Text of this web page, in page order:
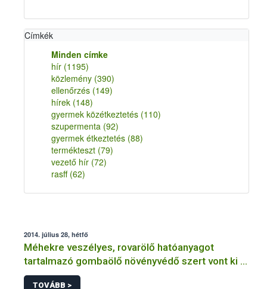
Címkék
Minden címke
hír (1195)
közlemény (390)
ellenőrzés (149)
hírek (148)
gyermek közétkeztetés (110)
szupermenta (92)
gyermek étkeztetés (88)
termékteszt (79)
vezető hír (72)
rasff (62)
2014. július 28, hétfő
Méhekre veszélyes, rovarölő hatóanyagot
tartalmazó gombaölő növényvédő szert vont ki a
forgalomból a NÉBIH
TOVÁBB >